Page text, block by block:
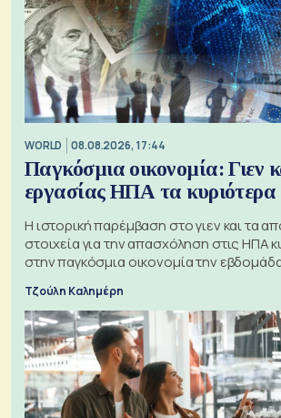
WORLD 08.08.2026, 17:44
Παγκόσμια οικονομία: Γιεν
εργασίας ΗΠΑ τα κυριότερα
Η ιστορική παρέμβαση στο γιεν και τα
στοιχεία για την απασχόληση στις ΗΠΑ
στην παγκόσμια οικονομία την
Τζούλη Καλημέρη